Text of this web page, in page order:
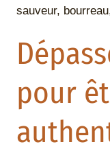
sauveur,
pour